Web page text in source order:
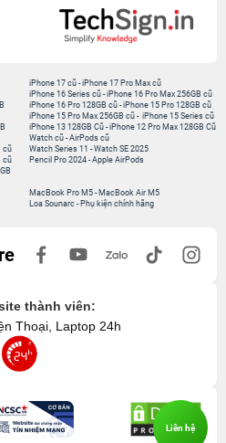
iPhone 17 cũ-iPhone 17 Pro Max cũ
iPhone 16 Series cũ- iPhone 16 Pro Max 256GB cũ
iPhone 16 Pro 128GB cũ-iPhone 15 Pro 128GB cũ
iPhone 15 Pro Max 256GB cũ- iPhone 15 Series cũ
cũ
cũ
iPhone 13 128GB Cũ-iPhone 12 Pro Max 128GB Cũ
Watch cũ-AirPods cũ
Watch Series 11 -Watch SE 2025
Pencil Pro 2024-Apple AirPods
MacBook Pro M5- MacBook Air M5
Loa Sounarc- Phụ kiện chính hãng
thành viên:
Thoại, Laptop 24h
Liên hệ